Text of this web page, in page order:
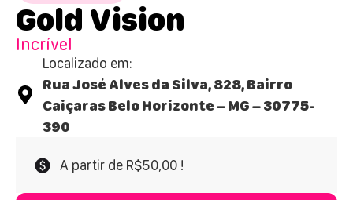
Gold Vision
Incrível
Localizado em:
Rua José Alves da Silva, 828, Bairro
Caiçaras Belo Horizonte – MG – 30775-
390
A partir de R$50,00 !